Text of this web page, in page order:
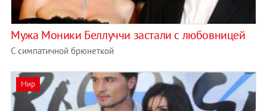
Мужа Моники Беллуччи застали с любовницей
С симпатичной брюнеткой
Мир